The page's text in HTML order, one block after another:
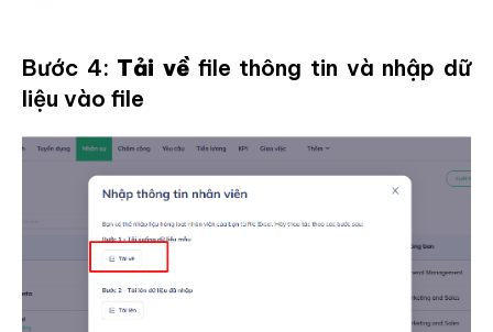
Bước 4: Tải về file thông tin và nhập dữ
liệu vào file